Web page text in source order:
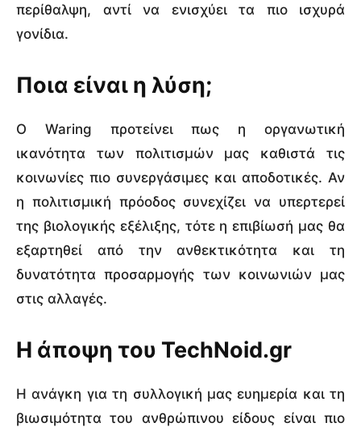
περίθαλψη, αντί να ενισχύει τα πιο ισχυρά
γονίδια.
Ποια είναι η λύση;
Ο Waring προτείνει πως η οργανωτική
ικανότητα των πολιτισμών μας καθιστά τις
κοινωνίες πιο συνεργάσιμες και αποδοτικές. Αν
η πολιτισμική πρόοδος συνεχίζει να υπερτερεί
της βιολογικής εξέλιξης, τότε η επιβίωσή μας θα
εξαρτηθεί από την ανθεκτικότητα και τη
δυνατότητα προσαρμογής των κοινωνιών μας
στις αλλαγές.
Η άποψη του TechNoid.gr
Η ανάγκη για τη συλλογική μας ευημερία και τη
βιωσιμότητα του ανθρώπινου είδους είναι πιο